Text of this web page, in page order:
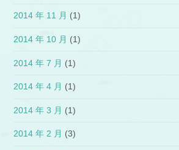
2014 年 11 月 (1)
2014 年 10 月 (1)
2014 年 7 月 (1)
2014 年 4 月 (1)
2014 年 3 月 (1)
2014 年 2 月 (3)